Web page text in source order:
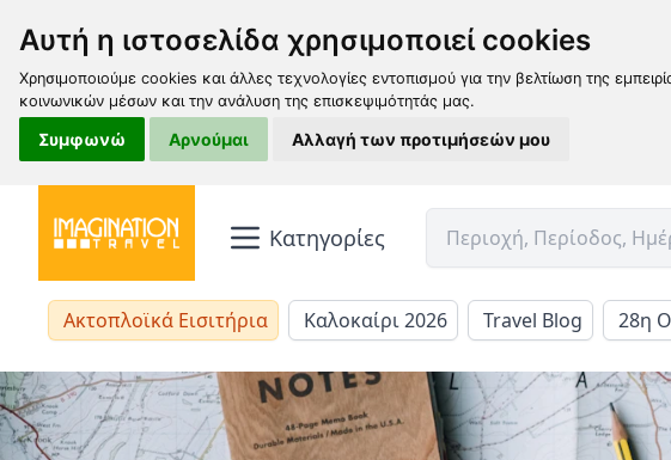
Αυτή η ιστοσελίδα χρησιμοποιεί cookies
Χρησιμοποιούμε cookies και άλλες τεχνολογίες εντοπισμού για την βελτίωση της
κοινωνικών μέσων και την ανάλυση της επισκεψιμότητάς μας.
Συμφωνώ Αρνούμαι Αλλαγή των προτιμήσεών μου
Κατηγορίες
Ακτοπλοϊκά Εισιτήρια Καλοκαίρι 2026 Travel Blog 28η